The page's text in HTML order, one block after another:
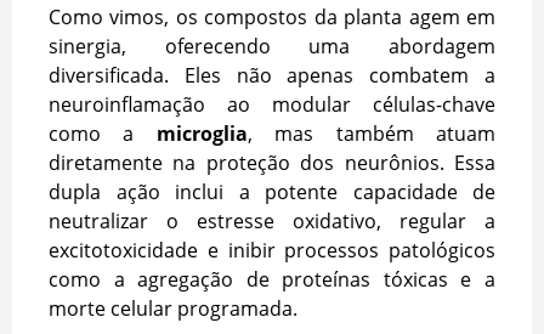
Como vimos, os compostos da planta agem em
sinergia, oferecendo uma abordagem
diversificada. Eles não apenas combatem a
neuroinflamação ao modular células-chave
como a microglia, mas também atuam
diretamente na proteção dos neurônios. Essa
dupla ação inclui a potente capacidade de
neutralizar o estresse oxidativo, regular a
excitotoxicidade e inibir processos patológicos
como a agregação de proteínas tóxicas e a
morte celular programada.